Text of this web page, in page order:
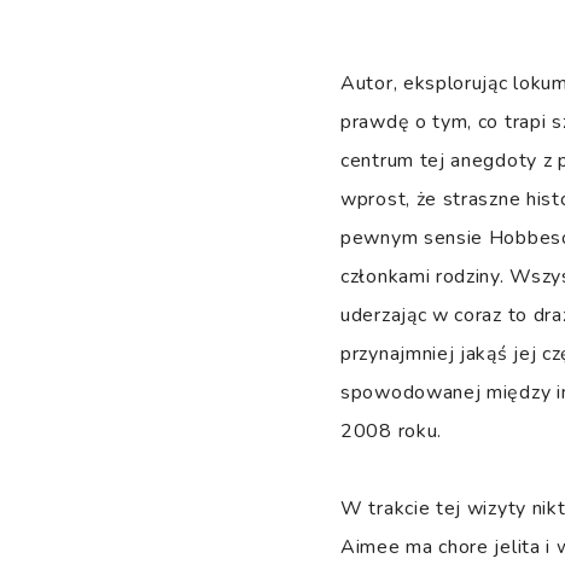
Autor, eksplorując
prawdę o tym, co trapi
centrum tej anegdoty z
wprost, że straszne
pewnym sensie
członkami rodziny.
uderzając w coraz to
przynajmniej jakąś jej
spowodowanej między
2008 roku.
W trakcie tej wizyty nikt
Aimee ma chore jelita i